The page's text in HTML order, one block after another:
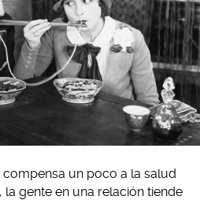
un poco a la salud
gente en una relación tiende